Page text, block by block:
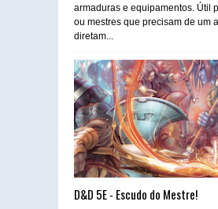
armaduras e equipamentos. Útil
ou mestres que precisam de um
diretam...
D&D 5E - Escudo do Mestre!